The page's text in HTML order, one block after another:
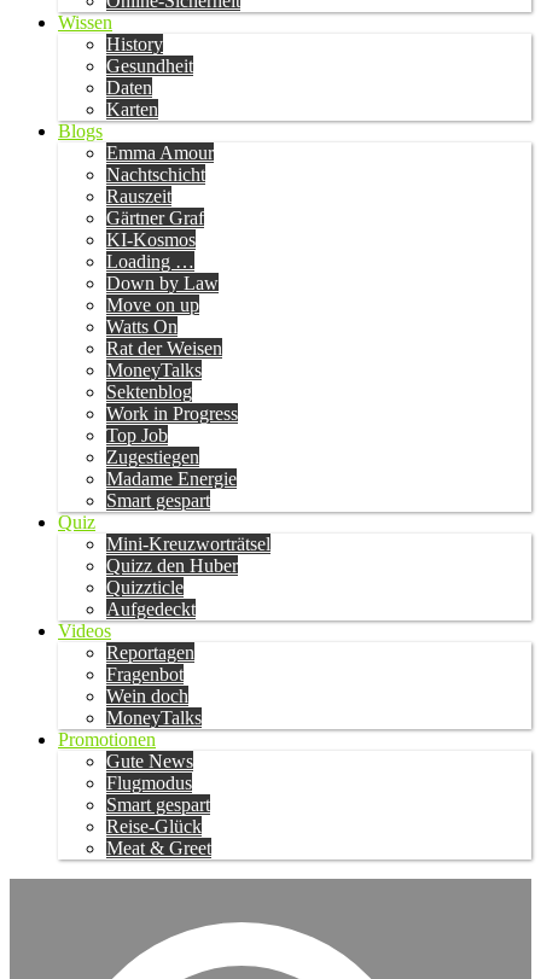
Wissen
History
Gesundheit
Daten
Karten
Blogs
Emma Amour
Nachtschicht
Rauszeit
Gärtner Graf
KI-Kosmos
Loading …
Down by Law
Move on up
Watts On
Rat der Weisen
MoneyTalks
Sektenblog
Work in Progress
Top Job
Zugestiegen
Madame Energie
Smart gespart
Quiz
Mini-Kreuzworträtsel
Quizz den Huber
Quizzticle
Aufgedeckt
Videos
Reportagen
Fragenbot
Wein doch
MoneyTalks
Promotionen
Gute News
Flugmodus
Smart gespart
Reise-Glück
Meat & Greet